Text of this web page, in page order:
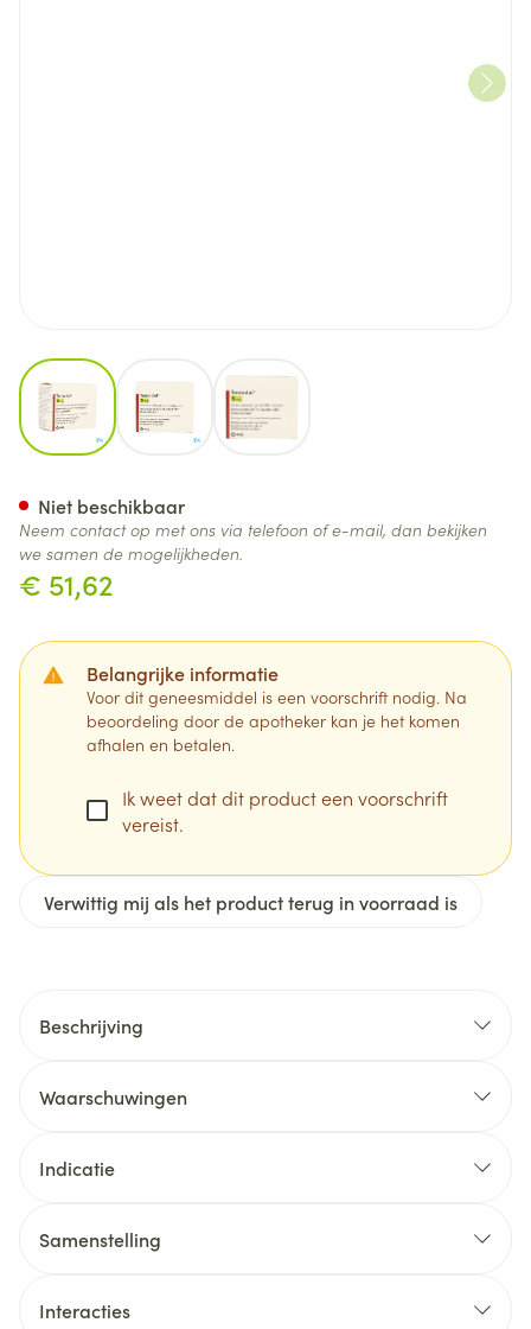
View larger imageView larger imageView larger image
€ 51,62
Belangrijke informatie
Voor dit geneesmiddel is een voorschrift nodig. Na
beoordeling door de apotheker kan je het komen
afhalen en betalen.
Ik weet dat dit product een voorschrift
vereist.
Verwittig mij als het product terug in voorraad is
Niet beschikbaar
Neem contact op met ons via telefoon of e-mail, dan bekijken
we samen de mogelijkheden.
Beschrijving
Waarschuwingen
Indicatie
Samenstelling
Interacties